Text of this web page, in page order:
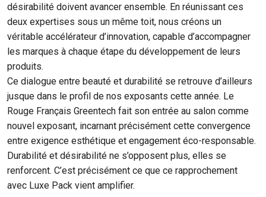
désirabilité doivent avancer ensemble. En réunissant ces
deux expertises sous un même toit, nous créons un
véritable accélérateur d’innovation, capable d’accompagner
les marques à chaque étape du développement de leurs
produits.
Ce dialogue entre beauté et durabilité se retrouve d’ailleurs
jusque dans le profil de nos exposants cette année. Le
Rouge Français Greentech fait son entrée au salon comme
nouvel exposant, incarnant précisément cette convergence
entre exigence esthétique et engagement éco-responsable.
Durabilité et désirabilité ne s’opposent plus, elles se
renforcent. C’est précisément ce que ce rapprochement
avec Luxe Pack vient amplifier.